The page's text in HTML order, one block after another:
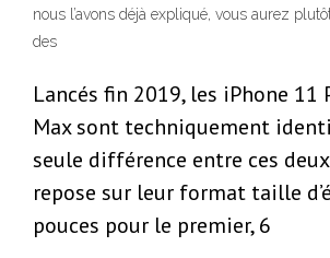
nous l’avons déjà expliqué, vous aurez
des
Lancés fin 2019, les iPhone 11
Max sont techniquement
seule différence entre ces
repose sur leur format taille
pouces pour le premier, 6